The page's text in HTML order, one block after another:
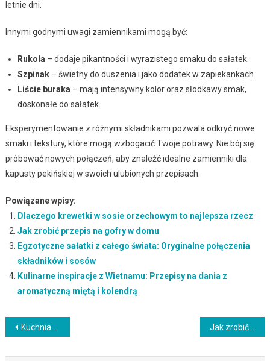
letnie dni.
Innymi godnymi uwagi zamiennikami mogą być:
Rukola – dodaje pikantności i wyrazistego smaku do sałatek.
Szpinak– świetny do duszenia i jako dodatek w zapiekankach.
Liście buraka – mają intensywny kolor oraz słodkawy smak,
doskonałe do sałatek.
Eksperymentowanie z różnymi składnikami pozwala odkryć nowe
smaki i tekstury, które mogą wzbogacić Twoje potrawy. Nie bój się
próbować nowych połączeń, aby znaleźć idealne zamienniki dla
kapusty pekińskiej w swoich ulubionych przepisach.
Powiązane wpisy:
Dlaczego krewetki w sosie orzechowym to najlepsza rzecz
Jak zrobić przepis na gofry w domu
Egzotyczne sałatki z całego świata: Oryginalne połączenia
składników i sosów
Kulinarne inspiracje z Wietnamu: Przepisy na dania z
aromatyczną miętą i kolendrą
Nawigacja
wpisu
Kuchnia włosko-turecka: Manti, lahmacun i tradycyjne dania na bazie ciasta Jak zrobić surówkę grecką: Przepis na orzeźwiające danie z pomidorami i oliwkami